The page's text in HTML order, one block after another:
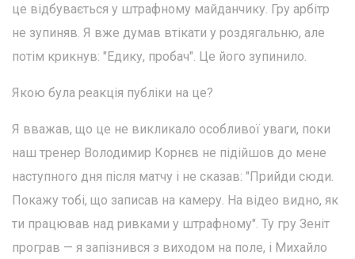
це відбувається у штрафному майданчику. Гру арбітр
не зупиняв. Я вже думав втікати у роздягальню, але
потім крикнув: "Едику, пробач". Це його зупинило.
Якою була реакція публіки на це?
Я вважав, що це не викликало особливої уваги, поки
наш тренер Володимир Корнєв не підійшов до мене
наступного дня після матчу і не сказав: "Прийди сюди.
Покажу тобі, що записав на камеру. На відео видно, як
ти працював над ривками у штрафному". Ту гру Зеніт
програв — я запізнився з виходом на поле, і Михайло